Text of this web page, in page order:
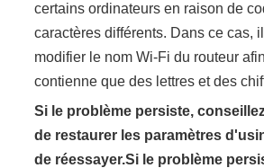
certains ordinateurs en raison de
caractères différents. Dans ce cas,
modifier le nom Wi-Fi du routeur
contienne que des lettres et des
Si le problème persiste,
de restaurer les paramètres
de réessayer.Si le problème